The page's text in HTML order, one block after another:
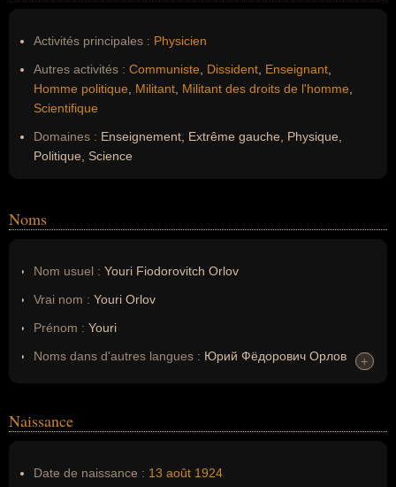
Activités principales : Physicien
Autres activités : Communiste Dissident Enseignant
Homme politique
Militant Militant des droits de l'homme
Scientifique
Domaines : Enseignement, Extrême gauche, Physique,
Politique, Science
Noms
Nom usuel : Youri Fiodorovitch Orlov
Vrai nom : Youri Orlov
Prénom : Youri
Noms dans d'autres langues : Юрий Фёдорович Орлов
Pseudonyme : --
+
+
Naissance
Date de naissance : 13 août 1924